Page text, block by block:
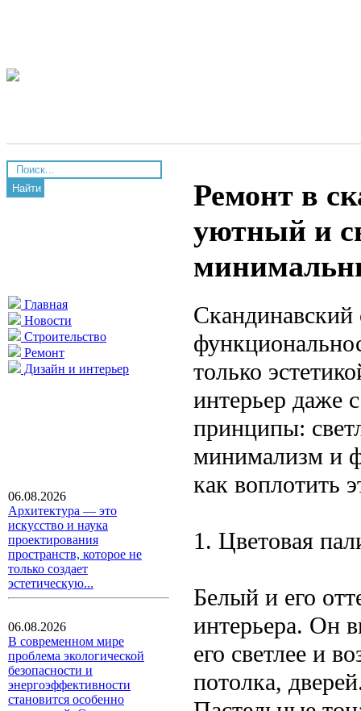
Найти
Главная
Новости
Строительство
Ремонт
Дизайн и интерьер
06.08.2026
Архитектура — это
искусство и наука
проектирования
пространств, которое не
только создает
эстетическую...
06.08.2026
В современном мире
проблема экологической
безопасности и
энергоэффективности
становится особенно
Ремонт в
уютный и
Скандинавский
только
интерьер даже
принципы:
минимализм и
как воплотить
1. Цветовая
Белый и его
интерьера. Он
его светлее и
потолка,